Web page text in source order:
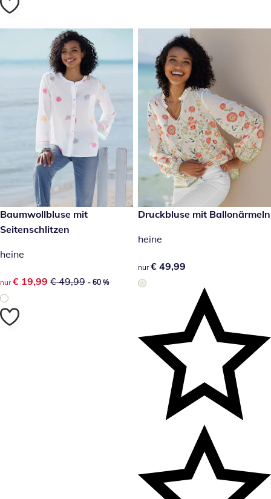
reduzierter Preis € 19,99, vorheriger Preis: € 49,99
- 60 %
Baumwollbluse mit
Seitenschlitzen
heine
reduzierter Preis € 19,99, vorheriger Preis: € 49,99
nur € 19,99 € 49,99 - 60 %
€ 49,99
Druckbluse mit Ballonärmeln
heine
€ 49,99
nur € 49,99